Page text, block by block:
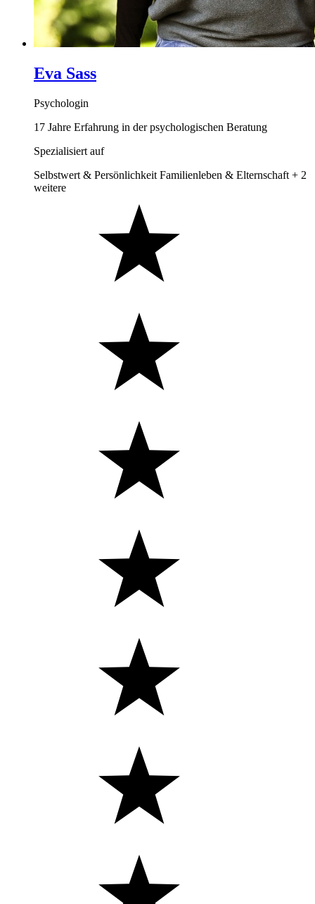
Eva Sass
Psychologin
17 Jahre Erfahrung in der psychologischen Beratung
Spezialisiert auf
Selbstwert & Persönlichkeit Familienleben & Elternschaft + 2
weitere